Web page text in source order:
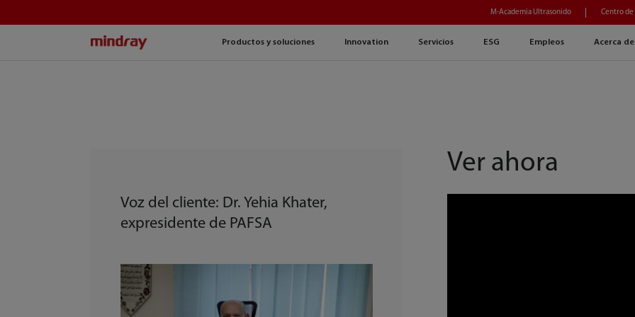
Productos y soluciones Innovation Servicios ESG Empleos Acerca
M-Academia Ultrasonido Centro de
Voz del cliente: Dr. Yehia Khater,
expresidente de PAFSA
Ver ahora